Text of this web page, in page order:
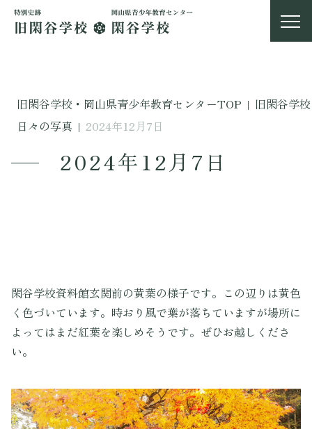
旧閑谷学校・岡山県青少年教育センターTOP | 旧閑谷学校
日々の写真 | 2024年12月7日
2024年12月7日
閑谷学校資料館玄関前の黄葉の様子です。この辺りは黄色
く色づいています。時おり風で葉が落ちていますが場所に
よってはまだ紅葉を楽しめそうです。ぜひお越しくださ
い。